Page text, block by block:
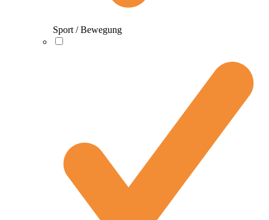
Sport / Bewegung